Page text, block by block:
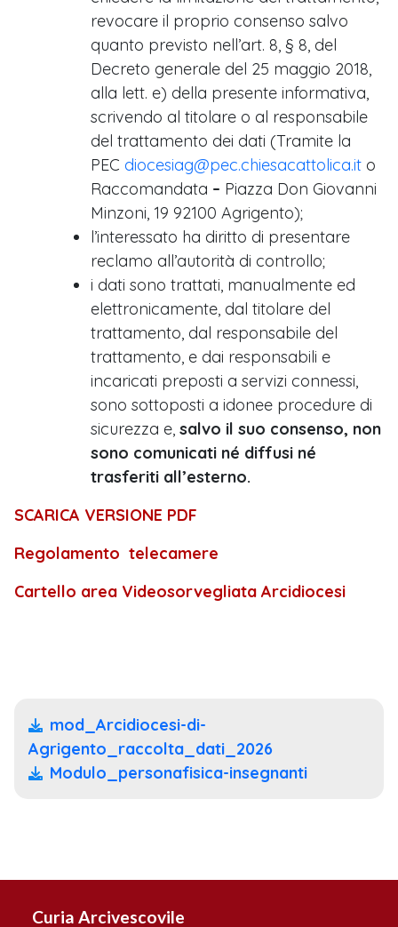
revocare il proprio consenso salvo
quanto previsto nell’art. 8, § 8, del
Decreto generale del 25 maggio 2018,
alla lett. e) della presente informativa,
scrivendo al titolare o al responsabile
del trattamento dei dati (Tramite la
PEC diocesiag@pec.chiesacattolica.it o
Raccomandata – Piazza Don Giovanni
Minzoni, 19 92100 Agrigento);
l’interessato ha diritto di presentare
reclamo all’autorità di controllo;
i dati sono trattati, manualmente ed
elettronicamente, dal titolare del
trattamento, dal responsabile del
trattamento, e dai responsabili e
incaricati preposti a servizi connessi,
sono sottoposti a idonee procedure di
sicurezza e, salvo il suo consenso, non
sono comunicati né diffusi né
trasferiti all’esterno.
SCARICA VERSIONE PDF
Regolamento telecamere
Cartello area Videosorvegliata Arcidiocesi
mod_Arcidiocesi-di-
Agrigento_raccolta_dati_2026
Modulo_personafisica-insegnanti
Curia Arcivescovile